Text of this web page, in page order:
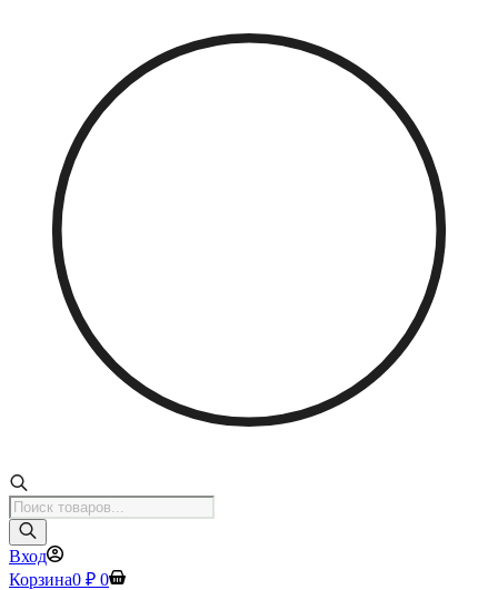
Поиск
товаров
Вход
Корзина0 ₽ 0